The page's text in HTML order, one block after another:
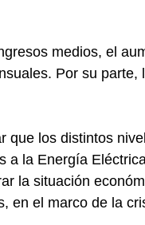
medios, el
Por su
que los distintos
a la Energía
la situación
en el marco de la